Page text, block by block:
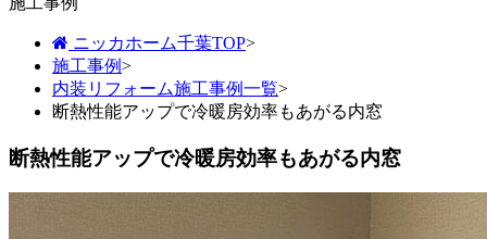
ニッカホーム千葉TOP>
施工事例>
内装リフォーム施工事例一覧>
断熱性能アップで冷暖房効率もあがる内窓
断熱性能アップで冷暖房効率もあがる内窓